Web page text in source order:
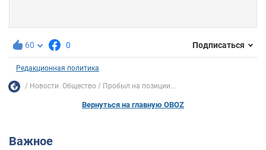
60 0 Подписаться
Редакционная политика
Новости. Общество Пробыл на позиции...
Вернуться на главную OBOZ
Важное